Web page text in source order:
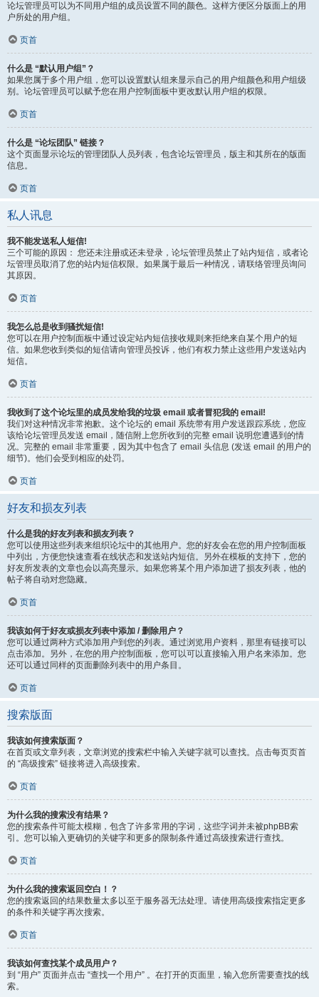
论坛管理员可以为不同用户组的成员设置不同的颜色。这样方便区分版面上的用
户所处的用户组。
页首
什么是 “默认用户组”？
如果您属于多个用户组，您可以设置默认组来显示自己的用户组颜色和用户组级
别。论坛管理员可以赋予您在用户控制面板中更改默认用户组的权限。
页首
什么是 “论坛团队” 链接？
这个页面显示论坛的管理团队人员列表，包含论坛管理员，版主和其所在的版面
信息。
页首
私人讯息
我不能发送私人短信!
三个可能的原因： 您还未注册或还未登录，论坛管理员禁止了站内短信，或者论
坛管理员取消了您的站内短信权限。如果属于最后一种情况，请联络管理员询问
其原因。
页首
我怎么总是收到骚扰短信!
您可以在用户控制面板中通过设定站内短信接收规则来拒绝来自某个用户的短
信。如果您收到类似的短信请向管理员投诉，他们有权力禁止这些用户发送站内
短信。
页首
我收到了这个论坛里的成员发给我的垃圾 email 或者冒犯我的 email!
我们对这种情况非常抱歉。这个论坛的 email 系统带有用户发送跟踪系统，您应
该给论坛管理员发送 email，随信附上您所收到的完整 email 说明您遭遇到的情
况。完整的 email 非常重要，因为其中包含了 email 头信息 (发送 email 的用户的
细节)。他们会受到相应的处罚。
页首
好友和损友列表
什么是我的好友列表和损友列表？
您可以使用这些列表来组织论坛中的其他用户。您的好友会在您的用户控制面板
中列出，方便您快速查看在线状态和发送站内短信。另外在模板的支持下，您的
好友所发表的文章也会以高亮显示。如果您将某个用户添加进了损友列表，他的
帖子将自动对您隐藏。
页首
我该如何于好友或损友列表中添加 / 删除用户？
您可以通过两种方式添加用户到您的列表。通过浏览用户资料，那里有链接可以
点击添加。另外，在您的用户控制面板，您可以可以直接输入用户名来添加。您
还可以通过同样的页面删除列表中的用户条目。
页首
搜索版面
我该如何搜索版面？
在首页或文章列表，文章浏览的搜索栏中输入关键字就可以查找。点击每页页首
的 “高级搜索” 链接将进入高级搜索。
页首
为什么我的搜索没有结果？
您的搜索条件可能太模糊，包含了许多常用的字词，这些字词并未被phpBB索
引。您可以输入更确切的关键字和更多的限制条件通过高级搜索进行查找。
页首
为什么我的搜索返回空白！？
您的搜索返回的结果数量太多以至于服务器无法处理。请使用高级搜索指定更多
的条件和关键字再次搜索。
页首
我该如何查找某个成员用户？
到 “用户” 页面并点击 “查找一个用户” 。在打开的页面里，输入您所需要查找的线
索。